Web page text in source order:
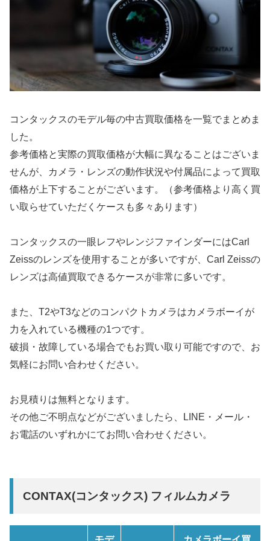
コンタックスのモデル毎の中古買取価格を一覧でまとめま
した。
参考価格と実際の買取価格が大幅に異なることはございま
せんが、カメラ・レンズの動作状況や付属品によって買取
価格が上下することがございます。（参考価格より高く買
い取らせていただくケースも多々あります）
コンタックスの一眼レフやレンジファインダーにはCarl
Zeissのレンズを使用することが多いですが、Carl Zeissの
レンズは高値買取できるケースが非常に多いです。
また、T2やT3などのコンパクトカメラはカメラボーイが
力を入れている機種の1つです。
破損・故障している場合でもお買い取り可能ですので、お
気軽にお問い合わせください。
お見積りは無料となります。
その他ご不明点などがございましたら、LINE・メール・
お電話のいずれかにてお問い合わせください。
CONTAX(コンタックス) フィルムカメラ